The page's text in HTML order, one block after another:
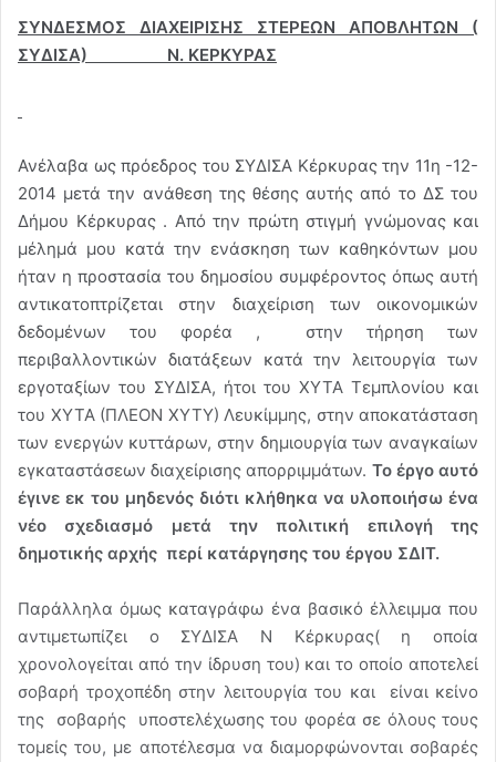
ΣΥΝΔΕΣΜΟΣ ΔΙΑΧΕΙΡΙΣΗΣ ΣΤΕΡΕΩΝ ΑΠΟΒΛΗΤΩΝ (
ΣΥΔΙΣΑ) Ν. ΚΕΡΚΥΡΑΣ
Ανέλαβα ως πρόεδρος του ΣΥΔΙΣΑ Κέρκυρας την 11η -12-
2014 μετά την ανάθεση της θέσης αυτής από το ΔΣ του
Δήμου Κέρκυρας . Από την πρώτη στιγμή γνώμονας και
μέλημά μου κατά την ενάσκηση των καθηκόντων μου
ήταν η προστασία του δημοσίου συμφέροντος όπως αυτή
αντικατοπτρίζεται στην διαχείριση των οικονομικών
δεδομένων του φορέα , στην τήρηση των
περιβαλλοντικών διατάξεων κατά την λειτουργία των
εργοταξίων του ΣΥΔΙΣΑ, ήτοι του ΧΥΤΑ Τεμπλονίου και
του ΧΥΤΑ (ΠΛΕΟΝ ΧΥΤΥ) Λευκίμμης, στην αποκατάσταση
των ενεργών κυττάρων, στην δημιουργία των αναγκαίων
εγκαταστάσεων διαχείρισης απορριμμάτων. Το έργο αυτό
έγινε εκ του μηδενός διότι κλήθηκα να υλοποιήσω ένα
νέο σχεδιασμό μετά την πολιτική επιλογή της
δημοτικής αρχής περί κατάργησης του έργου ΣΔΙΤ.
Παράλληλα όμως καταγράφω ένα βασικό έλλειμμα που
αντιμετωπίζει ο ΣΥΔΙΣΑ Ν Κέρκυρας( η οποία
χρονολογείται από την ίδρυση του) και το οποίο αποτελεί
σοβαρή τροχοπέδη στην λειτουργία του και είναι κείνο
της σοβαρής υποστελέχωσης του φορέα σε όλους τους
τομείς του, με αποτέλεσμα να διαμορφώνονται σοβαρές